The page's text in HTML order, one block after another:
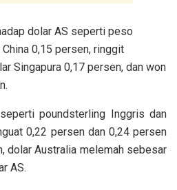
dolar AS seperti peso
0,15 persen, ringgit
Singapura 0,17 persen, dan won
poundsterling Inggris dan
0,22 persen dan 0,24 persen
dolar Australia melemah sebesar
AS.